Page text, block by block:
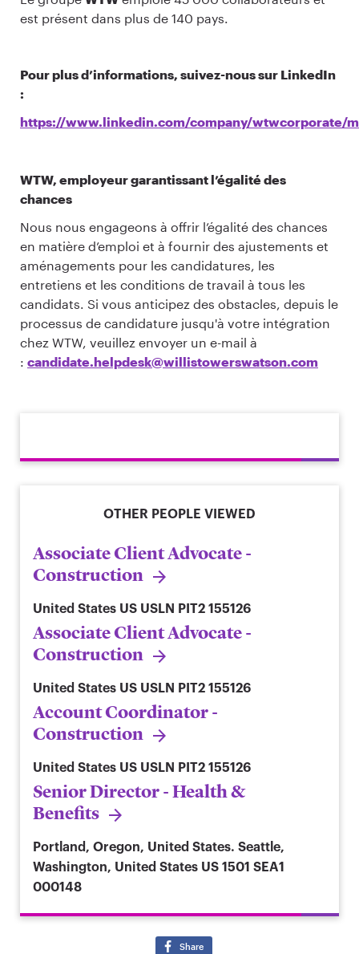
est présent dans plus de 140 pays.
Pour plus d’informations, suivez-nous sur LinkedIn
:
https://www.linkedin.com/company/wtwcorporate/
WTW, employeur garantissant l’égalité des
chances
Nous nous engageons à offrir l’égalité des chances
en matière d’emploi et à fournir des ajustements et
aménagements pour les candidatures, les
entretiens et les conditions de travail à tous les
candidats. Si vous anticipez des obstacles, depuis le
processus de candidature jusqu'à votre intégration
chez WTW, veuillez envoyer un e-mail à
: candidate.helpdesk@willistowerswatson.com
OTHER PEOPLE VIEWED
Associate Client Advocate -
Construction
United States US USLN PIT2 155126
Associate Client Advocate -
Construction
United States US USLN PIT2 155126
Account Coordinator -
Construction
United States US USLN PIT2 155126
Senior Director - Health &
Benefits
Portland, Oregon, United States. Seattle,
Washington, United States US 1501 SEA1
000148
Share